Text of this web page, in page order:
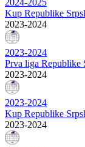
2024-2025
Kup Republike
2023-2024
2023-2024
Prva liga Republike
2023-2024
2023-2024
Kup Republike
2023-2024